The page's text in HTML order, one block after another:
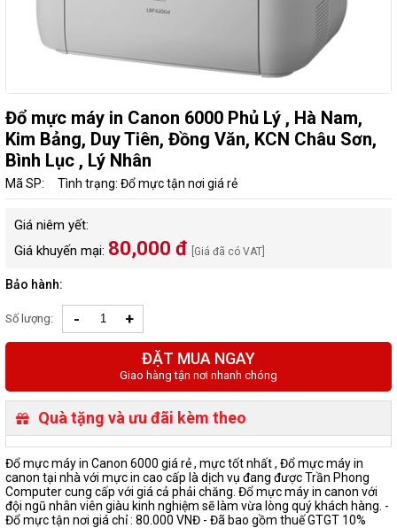
Đổ mực máy in Canon 6000 Phủ Lý , Hà Nam,
Kim Bảng, Duy Tiên, Đồng Văn, KCN Châu Sơn,
Bình Lục , Lý Nhân
Mã SP: Tình trạng: Đổ mực tận nơi giá rẻ
Giá niêm yết:
Giá khuyến mại: 80,000 đ [Giá đã có VAT]
Bảo hành:
Số lượng: - +
ĐẶT MUA NGAY
Giao hàng tận nơi nhanh chóng
Quà tặng và ưu đãi kèm theo
Đổ mực máy in Canon 6000 giá rẻ , mực tốt nhất , Đổ mực máy in
canon tại nhà với mực in cao cấp là dịch vụ đang được Trần Phong
Computer cung cấp với giá cả phải chăng. Đổ mực máy in canon với
đội ngũ nhân viên giàu kinh nghiệm sẽ làm vừa lòng quý khách hàng. -
Đổ mực tận nơi giá chỉ : 80.000 VNĐ - Đã bao gồm thuế GTGT 10%